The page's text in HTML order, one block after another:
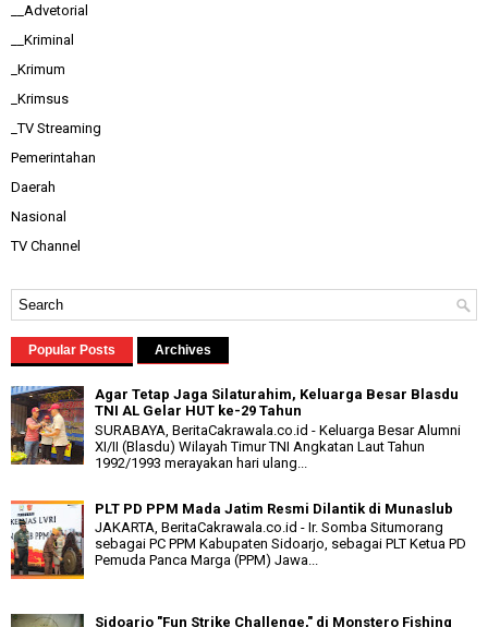
__Advetorial
__Kriminal
_Krimum
_Krimsus
_TV Streaming
Pemerintahan
Daerah
Nasional
TV Channel
Popular Posts Archives
Agar Tetap Jaga Silaturahim, Keluarga Besar Blasdu
TNI AL Gelar HUT ke-29 Tahun
SURABAYA, BeritaCakrawala.co.id - Keluarga Besar Alumni
XI/II (Blasdu) Wilayah Timur TNI Angkatan Laut Tahun
1992/1993 merayakan hari ulang...
PLT PD PPM Mada Jatim Resmi Dilantik di Munaslub
JAKARTA, BeritaCakrawala.co.id - Ir. Somba Situmorang
sebagai PC PPM Kabupaten Sidoarjo, sebagai PLT Ketua PD
Pemuda Panca Marga (PPM) Jawa...
Sidoarjo "Fun Strike Challenge," di Monstero Fishing